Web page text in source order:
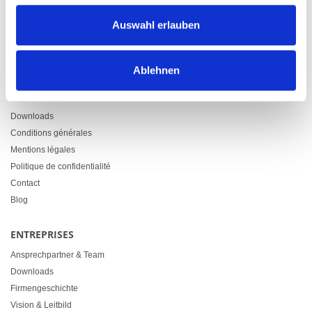
Auswahl erlauben
Ablehnen
+41 71 914 84 84
LINKS
Downloads
Conditions générales
Mentions légales
Politique de confidentialité
Contact
Blog
ENTREPRISES
Ansprechpartner & Team
Downloads
Firmengeschichte
Vision & Leitbild